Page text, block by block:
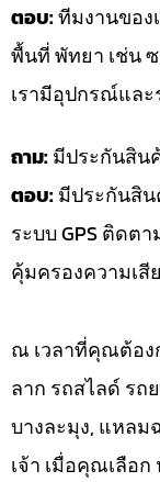
ตอบ:ทีมงานของ
พื้นที่ พัทยา เช่น
เรามีอุปกรณ์แล
ถาม:มีประกันสิน
ตอบ:มีประกันสิน
ระบบ GPS ติดต
คุ้มครองความเสี
ณ เวลาที่คุณต้อง
ลาก รถสไลด์ ร
บางละมุง, แหลม
เจ้า เมื่อคุณเลือ